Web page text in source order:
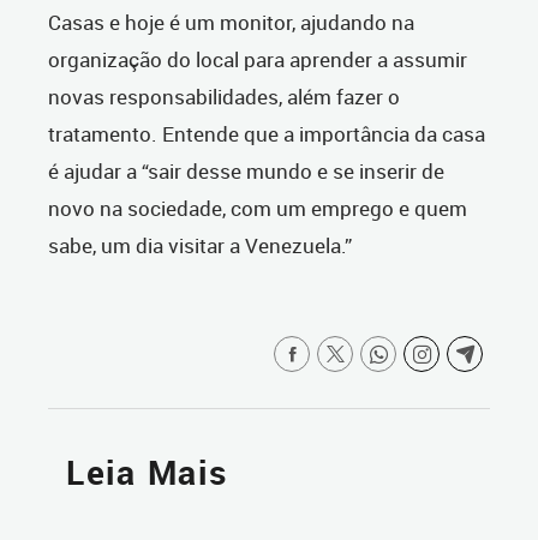
Casas e hoje é um monitor, ajudando na
organização do local para aprender a assumir
novas responsabilidades, além fazer o
tratamento. Entende que a importância da casa
é ajudar a “sair desse mundo e se inserir de
novo na sociedade, com um emprego e quem
sabe, um dia visitar a Venezuela.”
Leia Mais